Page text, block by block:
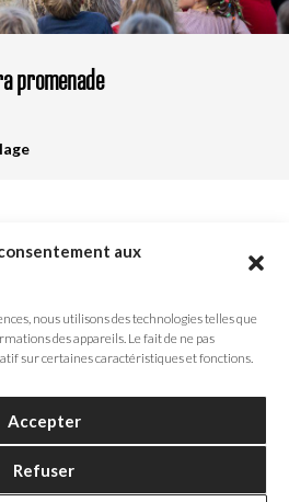
aux
nous utilisons des technologies telles que
des appareils. Le fait de ne pas
sur certaines caractéristiques et fonctions.
Accepter
Refuser
promenade